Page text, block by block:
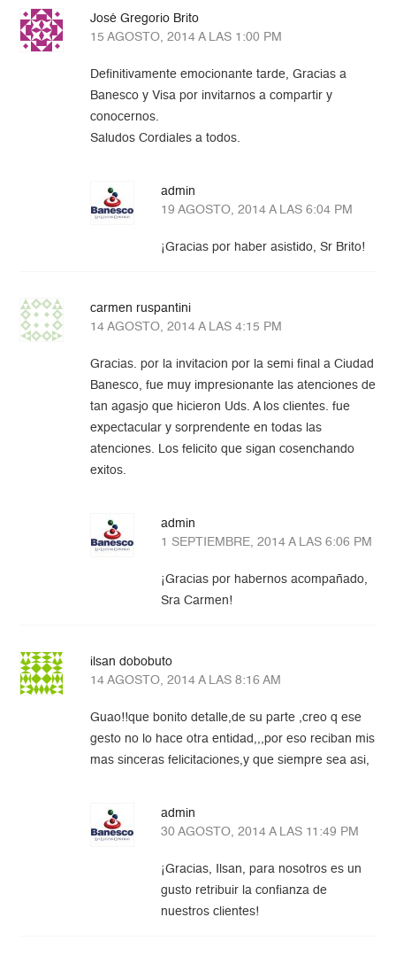
José Gregorio Brito
15 AGOSTO, 2014 A LAS 1:00 PM
Definitivamente emocionante tarde, Gracias a
Banesco y Visa por invitarnos a compartir y
conocernos.
Saludos Cordiales a todos.
admin
19 AGOSTO, 2014 A LAS 6:04 PM
¡Gracias por haber asistido, Sr Brito!
carmen ruspantini
14 AGOSTO, 2014 A LAS 4:15 PM
Gracias. por la invitacion por la semi final a Ciudad
Banesco, fue muy impresionante las atenciones de
tan agasjo que hicieron Uds. A los clientes. fue
expectacular y sorprendente en todas las
atenciones. Los felicito que sigan cosenchando
exitos.
admin
1 SEPTIEMBRE, 2014 A LAS 6:06 PM
¡Gracias por habernos acompañado,
Sra Carmen!
ilsan dobobuto
14 AGOSTO, 2014 A LAS 8:16 AM
Guao!!que bonito detalle,de su parte ,creo q ese
gesto no lo hace otra entidad,,,por eso reciban mis
mas sinceras felicitaciones,y que siempre sea asi,
admin
30 AGOSTO, 2014 A LAS 11:49 PM
¡Gracias, Ilsan, para nosotros es un
gusto retribuir la confianza de
nuestros clientes!